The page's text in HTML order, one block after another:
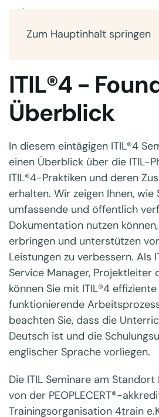
Zum Hauptinhalt springen
ITIL®4 -
Überblick
In diesem eintägigen ITIL®4
einen Überblick über die ITIL-
ITIL®4-Praktiken und deren
erhalten. Wir zeigen Ihnen, wie
umfassende und öffentlich
Dokumentation nutzen
erbringen und unterstützen
Leistungen zu verbessern. Als
Service Manager, Projektleiter
können Sie mit ITIL®4
funktionierende
beachten Sie, dass die
Deutsch ist und die
englischer Sprache vorliegen.
Die ITIL Seminare am
von der PEOPLECERT®-
Trainingsorganisation 4train